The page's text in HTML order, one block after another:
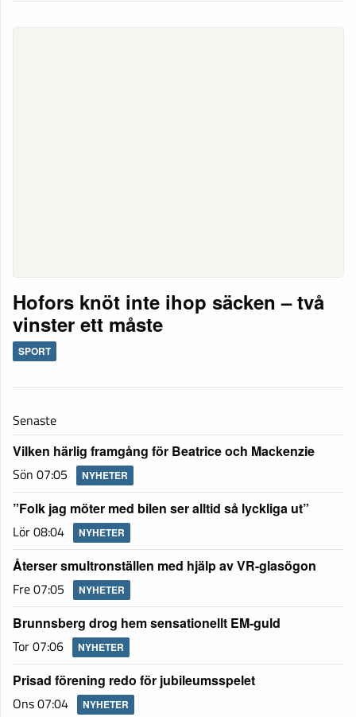
Hofors knöt inte ihop säcken – två
vinster ett måste
SPORT
Senaste
Vilken härlig framgång för Beatrice och Mackenzie
Sön 07:05 NYHETER
”Folk jag möter med bilen ser alltid så lyckliga ut”
Lör 08:04 NYHETER
Återser smultronställen med hjälp av VR-glasögon
Fre 07:05 NYHETER
Brunnsberg drog hem sensationellt EM-guld
Tor 07:06 NYHETER
Prisad förening redo för jubileumsspelet
Ons 07:04 NYHETER